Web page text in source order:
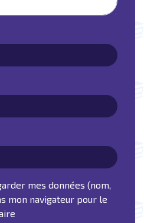
mes données (nom,
mon navigateur pour le